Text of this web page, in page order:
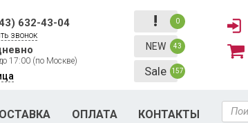
632-43-04
звонок
17:00 (по Москве)
! 0
NEW 43
Sale 157
ОПЛАТА КОНТАКТЫ